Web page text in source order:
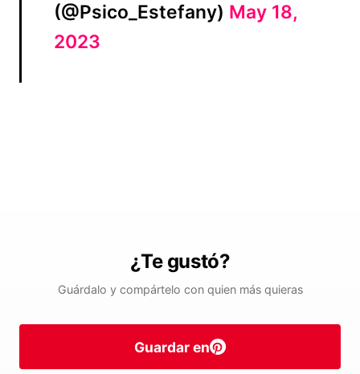
(@Psico_Estefany) May 18,
2023
¿Te gustó?
Guárdalo y compártelo con quien más quieras
Guardar en